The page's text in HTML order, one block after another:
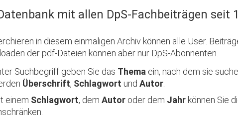
mit allen DpS-Fachbeiträgen seit
in diesem einmaligen Archiv können alle User.
der pdf-Dateien können aber nur DpS-Abonnenten.
Suchbegriff geben Sie das Thema ein, nach dem sie
Überschrift, Schlagwort und Autor
einem Schlagwort, dem Autor oder dem Jahr können Sie